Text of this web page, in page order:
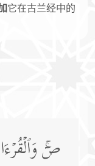
它在古兰经中的
صۤۚ